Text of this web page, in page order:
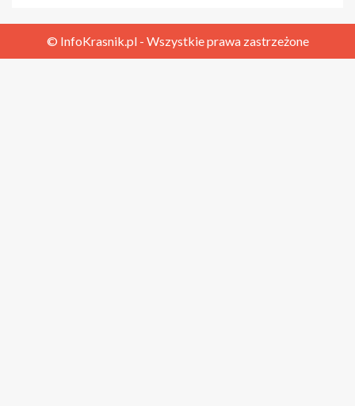
© InfoKrasnik.pl - Wszystkie prawa zastrzeżone